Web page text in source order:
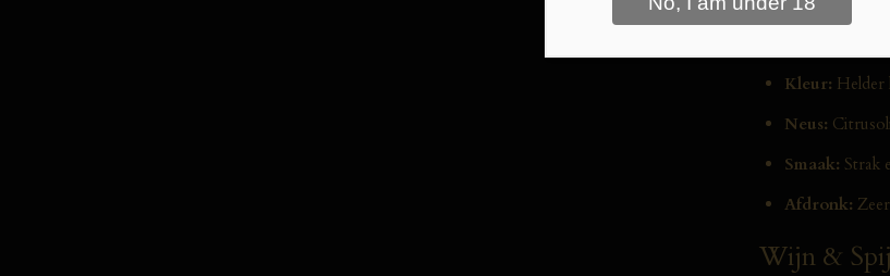
Kleur:
Neus:
Smaak: Strak
Afdronk:
Wijn &